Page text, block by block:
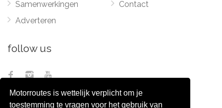
Motorroutes is wettelijk verplicht om je
toestemming te vragen voor het gebruik van
Samenwerkingen
Adverteren
Contact
follow us